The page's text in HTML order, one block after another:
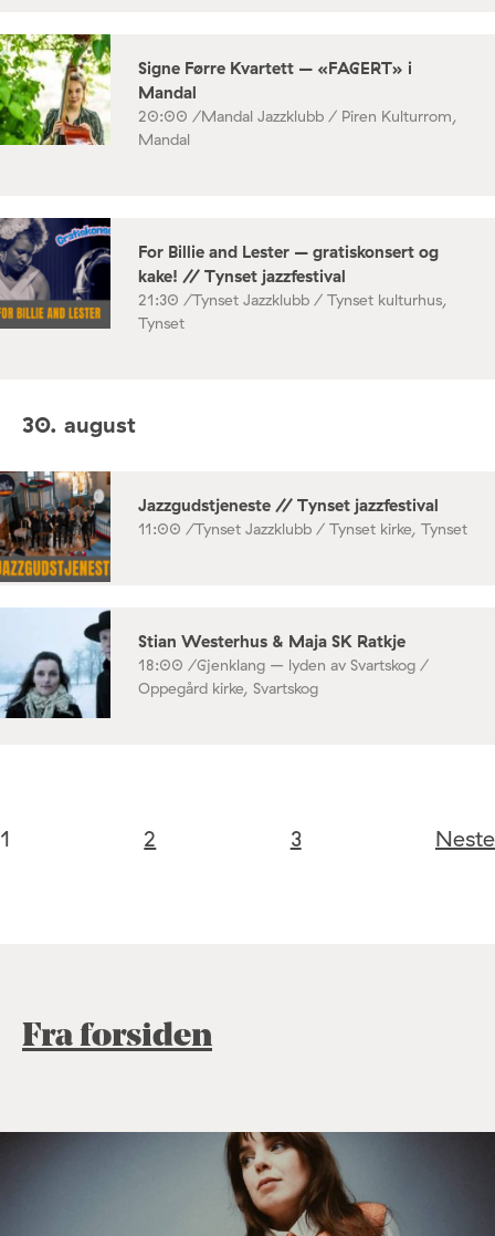
Signe Førre Kvartett – «FAGERT» i
Mandal
20:00 /Mandal Jazzklubb / Piren Kulturrom,
Mandal
For Billie and Lester – gratiskonsert og
kake! // Tynset jazzfestival
21:30 /Tynset Jazzklubb / Tynset kulturhus,
Tynset
30. august
Jazzgudstjeneste // Tynset jazzfestival
11:00 /Tynset Jazzklubb / Tynset kirke, Tynset
Stian Westerhus & Maja SK Ratkje
18:00 /Gjenklang – lyden av Svartskog /
Oppegård kirke, Svartskog
1 2 3 Neste
Fra forsiden